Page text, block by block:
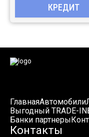
КРЕДИТ
ГлавнаяАвтомобили
Выгодный TRADE-IN
Банки партнеры
Контакты